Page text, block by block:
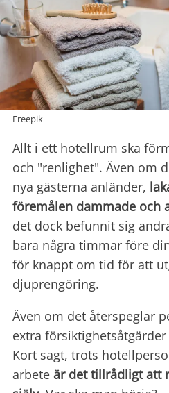
Freepik
Allt i ett hotellrum ska
och "renlighet". Även om
nya gästerna anländer,
föremålen dammade och
det dock befunnit sig
bara några timmar före
för knappt om tid för att
djuprengöring.
Även om det återspeglar
extra
Kort sagt, trots
arbete är det tillrådligt att